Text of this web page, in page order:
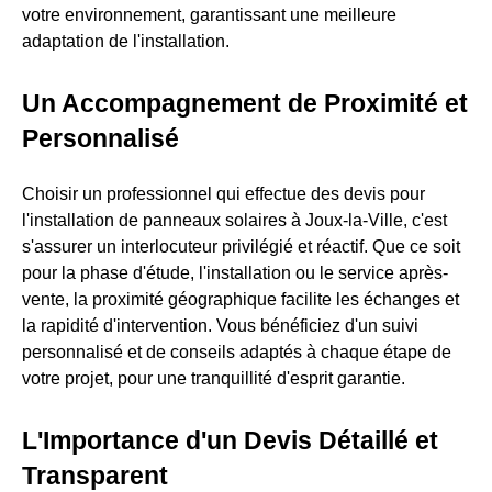
votre environnement, garantissant une meilleure
adaptation de l'installation.
Un Accompagnement de Proximité et
Personnalisé
Choisir un professionnel qui effectue des devis pour
l'installation de panneaux solaires à Joux-la-Ville, c'est
s'assurer un interlocuteur privilégié et réactif. Que ce soit
pour la phase d'étude, l'installation ou le service après-
vente, la proximité géographique facilite les échanges et
la rapidité d'intervention. Vous bénéficiez d'un suivi
personnalisé et de conseils adaptés à chaque étape de
votre projet, pour une tranquillité d'esprit garantie.
L'Importance d'un Devis Détaillé et
Transparent